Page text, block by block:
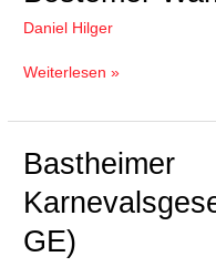
Daniel Hilger
Wampewockler
Weiterlesen »
Bastheimer
GE)
Bastheimer
Karnevalsgesellschaft
(BA-
KA-
GE)